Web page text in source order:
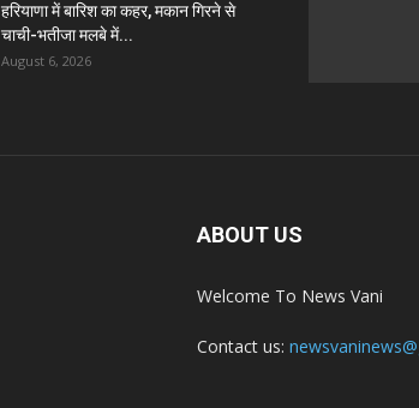
हरियाणा में बारिश का कहर, मकान गिरने से
चाची-भतीजा मलबे में...
August 6, 2026
ABOUT US
Welcome To News Vani
Contact us: